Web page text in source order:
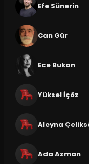
Efe Sünerin
Can Gür
Ece Bukan
Yüksel İçöz
Aleyna
Ada Azman